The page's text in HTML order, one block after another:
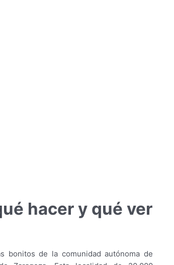
hacer y qué ver
bonitos de la comunidad autónoma de